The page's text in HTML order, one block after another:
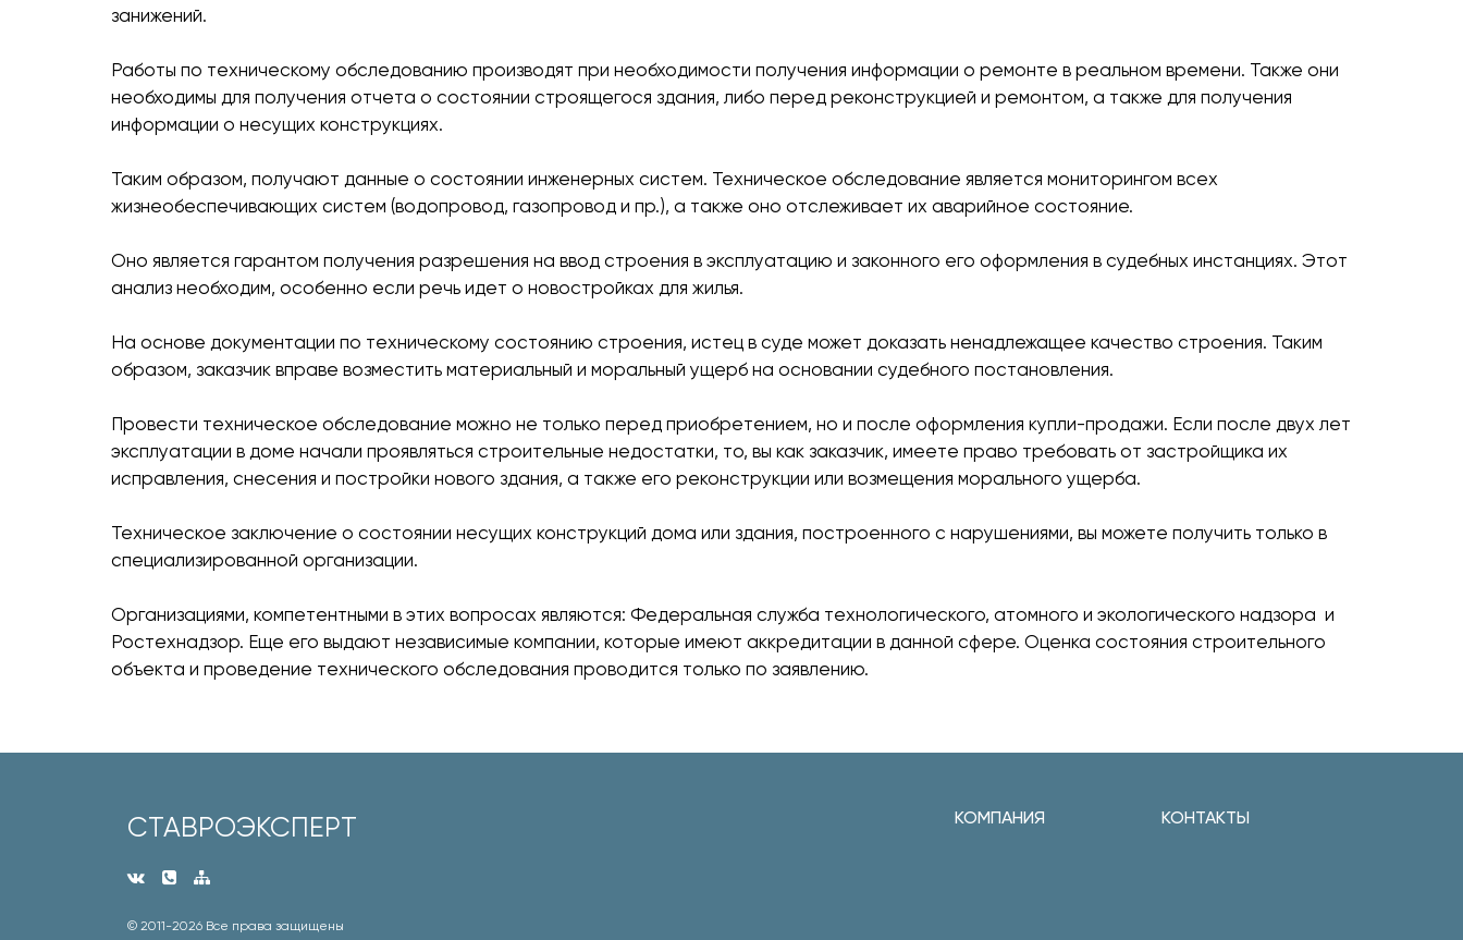
занижений.
Работы по техническому обследованию производят при необходимости получения информации о ремонте в реальном времени. Также они
необходимы для получения отчета о состоянии строящегося здания, либо перед реконструкцией и ремонтом, а также для получения
информации о несущих конструкциях.
Таким образом, получают данные о состоянии инженерных систем. Техническое обследование является мониторингом всех
жизнеобеспечивающих систем (водопровод, газопровод и пр.), а также оно отслеживает их аварийное состояние.
Оно является гарантом получения разрешения на ввод строения в эксплуатацию и законного его оформления в судебных инстанциях. Этот
анализ необходим, особенно если речь идет о новостройках для жилья.
На основе документации по техническому состоянию строения, истец в суде может доказать ненадлежащее качество строения. Таким
образом, заказчик вправе возместить материальный и моральный ущерб на основании судебного постановления.
Провести техническое обследование можно не только перед приобретением, но и после оформления купли-продажи. Если после двух лет
эксплуатации в доме начали проявляться строительные недостатки, то, вы как заказчик, имеете право требовать от застройщика их
исправления, снесения и постройки нового здания, а также его реконструкции или возмещения морального ущерба.
Техническое заключение о состоянии несущих конструкций дома или здания, построенного с нарушениями, вы можете получить только в
специализированной организации.
Организациями, компетентными в этих вопросах являются: Федеральная служба технологического, атомного и экологического надзора и
Ростехнадзор. Еще его выдают независимые компании, которые имеют аккредитации в данной сфере. Оценка состояния строительного
объекта и проведение технического обследования проводится только по заявлению.
СТАВРОЭКСПЕРТ
© 2011-2026 Все права защищены
КОМПАНИЯ КОНТАКТЫ